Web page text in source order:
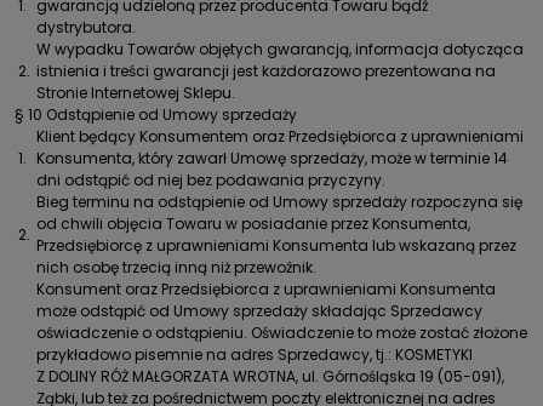
1. gwarancją udzieloną przez producenta Towaru bądź
dystrybutora.
2.
W wypadku Towarów objętych gwarancją, informacja dotycząca
istnienia i treści gwarancji jest każdorazowo prezentowana na
Stronie Internetowej Sklepu.
§ 10 Odstąpienie od Umowy sprzedaży
1.
Klient będący Konsumentem oraz Przedsiębiorca z uprawnieniami
Konsumenta, który zawarł Umowę sprzedaży, może w terminie 14
dni odstąpić od niej bez podawania przyczyny.
2.
Bieg terminu na odstąpienie od Umowy sprzedaży rozpoczyna się
od chwili objęcia Towaru w posiadanie przez Konsumenta,
Przedsiębiorcę z uprawnieniami Konsumenta lub wskazaną przez
nich osobę trzecią inną niż przewoźnik.
Konsument oraz Przedsiębiorca z uprawnieniami Konsumenta
może odstąpić od Umowy sprzedaży składając Sprzedawcy
oświadczenie o odstąpieniu. Oświadczenie to może zostać złożone
przykładowo pisemnie na adres Sprzedawcy, tj.: KOSMETYKI
Z DOLINY RÓŻ MAŁGORZATA WROTNA, ul. Górnośląska 19 (05-091),
Ząbki, lub też za pośrednictwem poczty elektronicznej na adres